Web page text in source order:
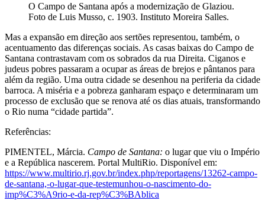
O Campo de Santana após a modernização de Glaziou.
Foto de Luis Musso, c. 1903. Instituto Moreira Salles.
Mas a expansão em direção aos sertões representou, também, o
acentuamento das diferenças sociais. As casas baixas do Campo de
Santana contrastavam com os sobrados da rua Direita. Ciganos e
judeus pobres passaram a ocupar as áreas de brejos e pântanos para
além da região. Uma outra cidade se desenhou na periferia da cidade
barroca. A miséria e a pobreza ganharam espaço e determinaram um
processo de exclusão que se renova até os dias atuais, transformando
o Rio numa “cidade partida”.
Referências:
PIMENTEL, Márcia. Campo de Santana: o lugar que viu o Império
e a República nascerem. Portal MultiRio. Disponível em:
https://www.multirio.rj.gov.br/index.php/reportagens/13262-campo-
de-santana,-o-lugar-que-testemunhou-o-nascimento-do-
imp%C3%A9rio-e-da-rep%C3%BAblica